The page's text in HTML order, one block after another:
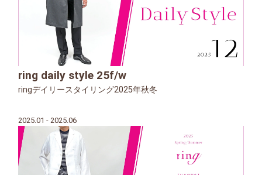
ring daily style 25f/w
ringデイリースタイリング2025年秋冬
2025.01 - 2025.06